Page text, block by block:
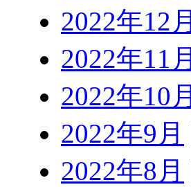
2022年12月
2022年11月
2022年10月
2022年9月
2022年8月